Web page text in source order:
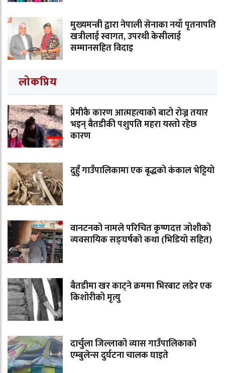
मुख्यमन्त्री द्वारा नेपाली सेनाका नयाँ पृतनापति
खत्रीलाई स्वागत, उपरथी केसीलाई
सम्मानसहित विदाइ
लोकप्रिय
प्रेमीकै कारण आत्महत्याको बाटो रोज्न तयार
भइन् बैतडीकी पशुपति महरा यस्तो रहेछ
कारण
दुहुँ गाउँपालिकामा एक बृद्धको कंकाल भेट्टियो
वानटनको नामले परिचित कृष्णदत्त जोशीको
व्यवसायिक सङ्घर्षको कथा (भिडियो सहित)
बैतडीमा खर काट्ने क्रममा भिरबाट लडेर एक
किशोरीको मृत्यु
दार्चुला जिल्लाको व्यास गाउँपालिकाको
एम्बुलेन्स दुर्घटना चालक घाइते